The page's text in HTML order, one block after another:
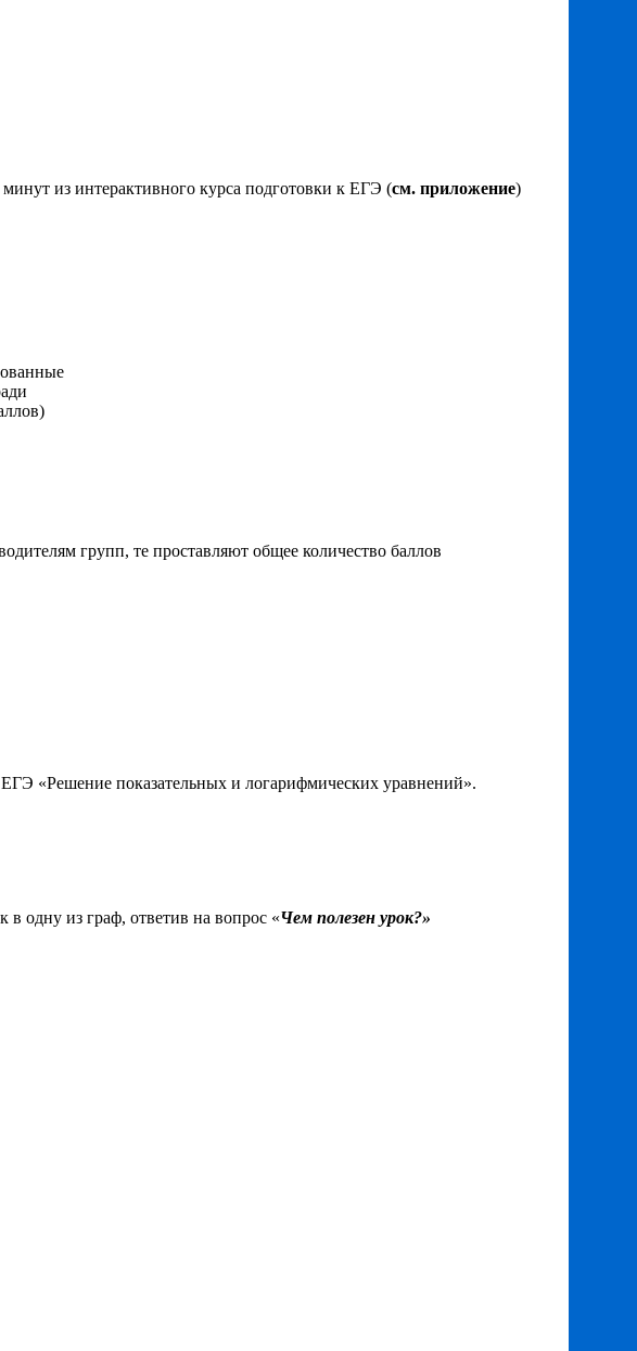
из интерактивного курса подготовки к ЕГЭ (см. приложение)
групп, те проставляют общее количество баллов
«Решение показательных и логарифмических уравнений».
одну из граф, ответив на вопрос «Чем полезен урок?»